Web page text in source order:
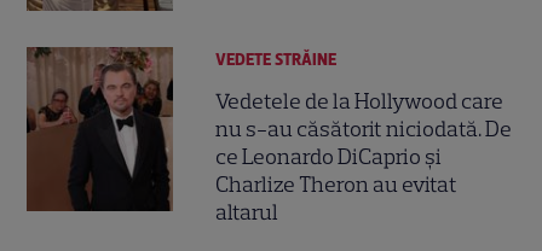
VEDETE STRĂINE
Vedetele de la Hollywood care
nu s-au căsătorit niciodată. De
ce Leonardo DiCaprio și
Charlize Theron au evitat
altarul